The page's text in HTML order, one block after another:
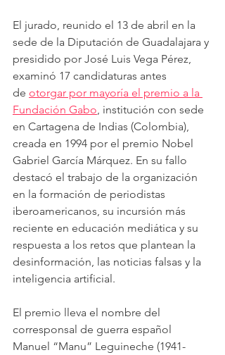
El jurado, reunido el 13 de abril en la
sede de la Diputación de Guadalajara y
presidido por José Luis Vega Pérez,
examinó 17 candidaturas antes
de otorgar por mayoría el premio a la
Fundación Gabo , institución con sede
en Cartagena de Indias (Colombia),
creada en 1994 por el premio Nobel
Gabriel García Márquez. En su fallo
destacó el trabajo de la organización
en la formación de periodistas
iberoamericanos, su incursión más
reciente en educación mediática y su
respuesta a los retos que plantean la
desinformación, las noticias falsas y la
inteligencia artificial.
El premio lleva el nombre del
corresponsal de guerra español
Manuel “Manu” Leguineche (1941-